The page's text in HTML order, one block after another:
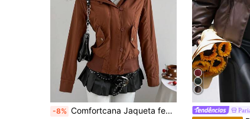
-8% Comfortcana Jaqueta feminina de manga comprida, minimalista, casual, com gola de pele sintética, cor sólida, roupas de outono e inverno para mulheres